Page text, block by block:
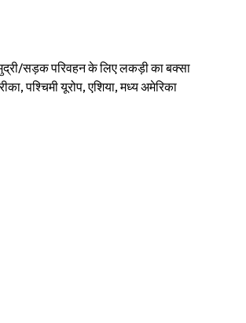
सड़क परिवहन के लिए लकड़ी का बक्सा
पश्चिमी यूरोप, एशिया, मध्य अमेरिका